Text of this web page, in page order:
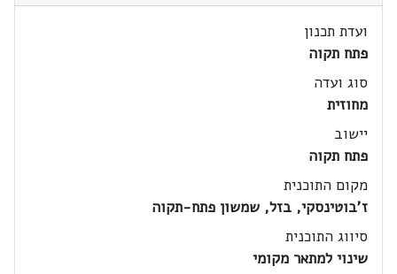
ועדת תכנון
פתח תקוה
סוג ועדה
מחוזית
יישוב
פתח תקוה
מקום התוכנית
ז'בוטינסקי, בזל, שמשון פתח-תקוה
סיווג התוכנית
שינוי למתאר מקומי